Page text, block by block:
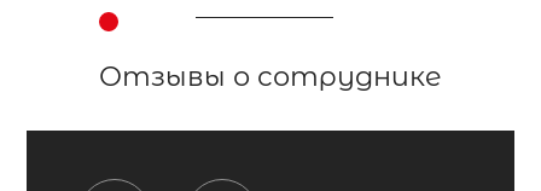
Отзывы о сотруднике